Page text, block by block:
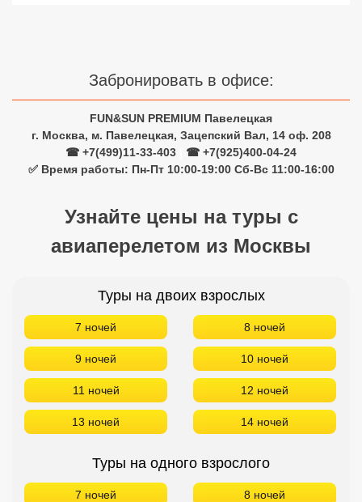
Забронировать в офисе:
FUN&SUN PREMIUM Павелецкая
г. Москва, м. Павелецкая, Зацепский Вал, 14 оф. 208
☎ +7(499)11-33-403
☎ +7(925)400-04-24
✅ Время работы: Пн-Пт 10:00-19:00 Сб-Вс 11:00-16:00
Узнайте цены на туры с
авиаперелетом из Москвы
Туры на двоих взрослых
7 ночей 8 ночей
9 ночей 10 ночей
11 ночей 12 ночей
13 ночей 14 ночей
Туры на одного взрослого
7 ночей 8 ночей
Сетевые отели Шри Ланки
Сетевые отели Вьетнама
Сетевые отели Маврикия